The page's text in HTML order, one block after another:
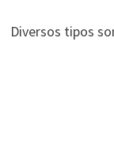
Diversos tipos